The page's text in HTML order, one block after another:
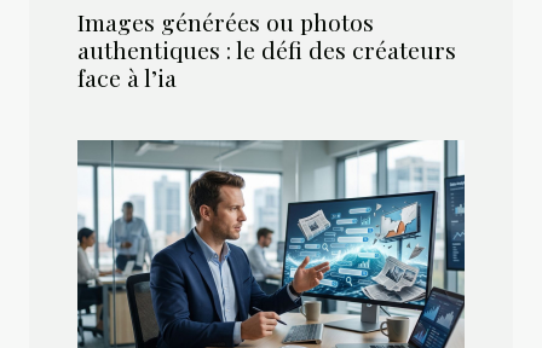
Images générées ou photos
authentiques : le défi des créateurs
face à l’ia